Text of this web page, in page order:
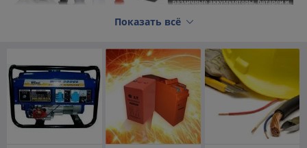
Показать всё